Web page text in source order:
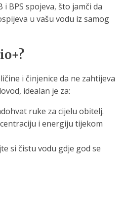
i BPS spojeva, što jamči da
u vašu vodu iz samog
i činjenice da ne zahtijeva
idealan je za:
ruke za cijelu obitelj.
i energiju tijekom
si čistu vodu gdje god se